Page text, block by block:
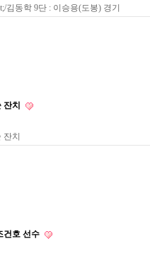
김동학 9단 : 이승용(도봉) 경기
치
치
건호 선수